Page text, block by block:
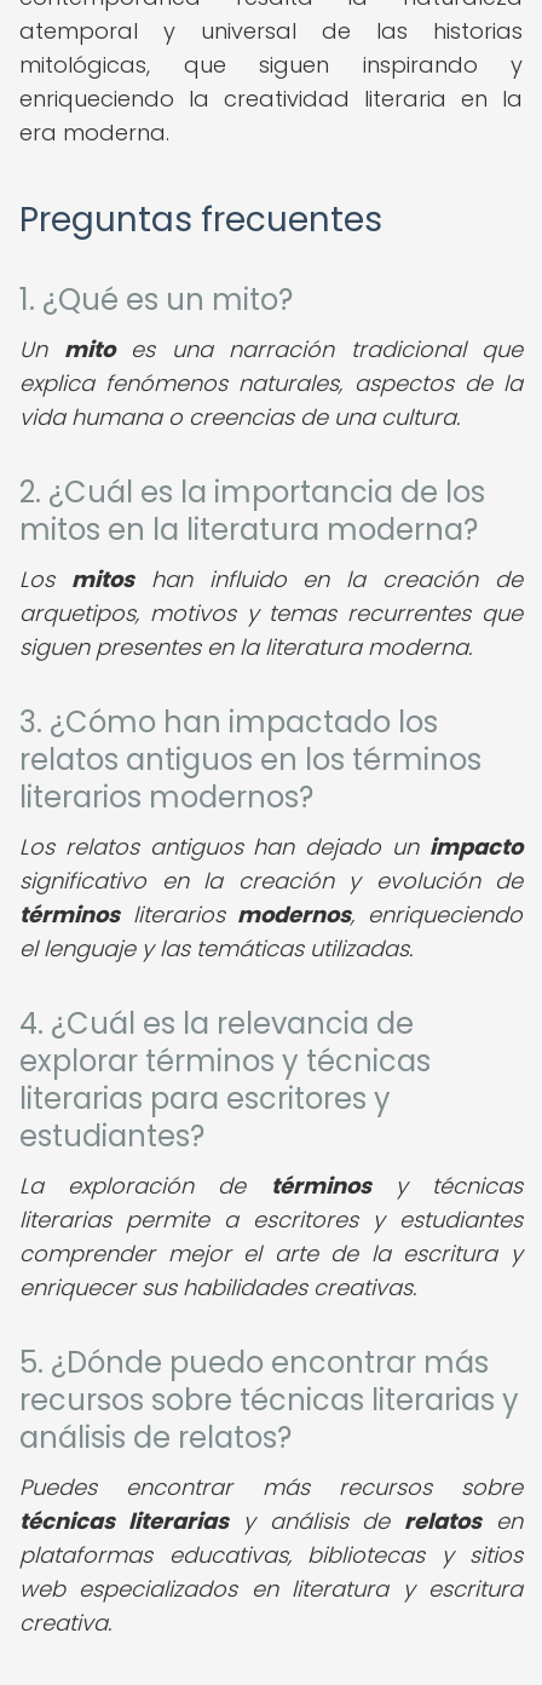
atemporal y universal de las historias
mitológicas, que siguen inspirando y
enriqueciendo la creatividad literaria en la
era moderna.
Preguntas frecuentes
1. ¿Qué es un mito?
Un mitoes una narración tradicional que
explica fenómenos naturales, aspectos de la
vida humana o creencias de una cultura.
2. ¿Cuál es la importancia de los
mitos en la literatura moderna?
Los mitoshan influido en la creación de
arquetipos, motivos y temas recurrentes que
siguen presentes en la literatura moderna.
3. ¿Cómo han impactado los
relatos antiguos en los términos
literarios modernos?
Los relatos antiguos han dejado un impacto
significativo en la creación y evolución de
términosliterarios modernos, enriqueciendo
el lenguaje y las temáticas utilizadas.
4. ¿Cuál es la relevancia de
explorar términos y técnicas
literarias para escritores y
estudiantes?
La exploración de términosy técnicas
literarias permite a escritores y estudiantes
comprender mejor el arte de la escritura y
enriquecer sus habilidades creativas.
5. ¿Dónde puedo encontrar más
recursos sobre técnicas literarias y
análisis de relatos?
Puedes encontrar más recursos sobre
técnicas literariasy análisis de relatosen
plataformas educativas, bibliotecas y sitios
web especializados en literatura y escritura
creativa.